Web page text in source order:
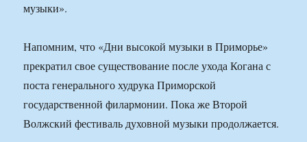
музыки».
Напомним, что «Дни высокой музыки в Приморье»
прекратил свое существование после ухода Когана с
поста генерального худрука Приморской
государственной филармонии. Пока же Второй
Волжский фестиваль духовной музыки продолжается.